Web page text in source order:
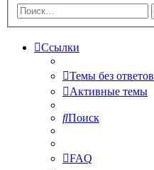
Ссылки
Темы без ответов
Активные темы
Поиск
FAQ